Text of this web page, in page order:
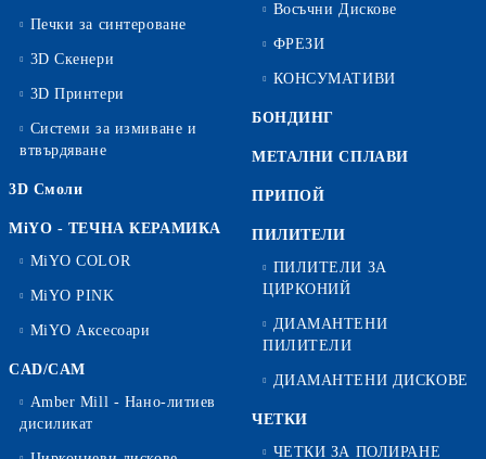
Печки за синтероване
3D Скенери
3D Принтери
Системи за измиване и
втвърдяване
3D Смоли
MiYO - ТЕЧНА КЕРАМИКА
MiYO COLOR
MiYO PINK
MiYO Аксесоари
CAD/CAM
Amber Mill - Нано-литиев
дисиликат
Восъчни Дискове
ФРЕЗИ
КОНСУМАТИВИ
БОНДИНГ
МЕТАЛНИ СПЛАВИ
ПРИПОЙ
ПИЛИТЕЛИ
ПИЛИТЕЛИ ЗА
ЦИРКОНИЙ
ДИАМАНТЕНИ
ПИЛИТЕЛИ
ДИАМАНТЕНИ ДИСКОВЕ
ЧЕТКИ
ЧЕТКИ ЗА ПОЛИРАНЕ